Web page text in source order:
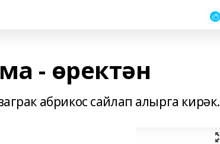
- өректән
абрикос сайлап алырга кирәк.